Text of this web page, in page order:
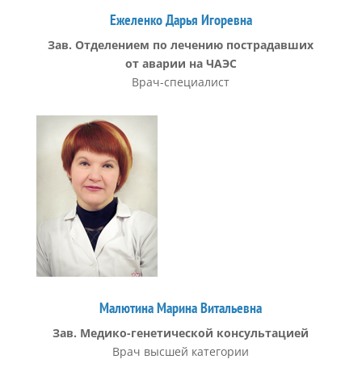
Ежеленко Дарья Игоревна
Зав. Отделением полечению пострадавших
от аварии на ЧАЭС
Врач-специалист
Малютина Марина Витальевна
Зав. Медико-генетической консультацией
Врач высшей категории